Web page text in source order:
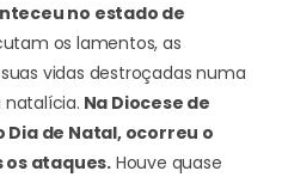
no estado de
os lamentos, as
vidas destroçadas numa
natalícia. Na Diocese de
de Natal, ocorreu o
ataques. Houve quase